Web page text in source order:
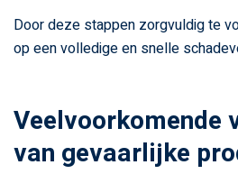
Door deze stappen zorgvuldig te
op een volledige en snelle
Veelvoorkomende
van gevaarlijke